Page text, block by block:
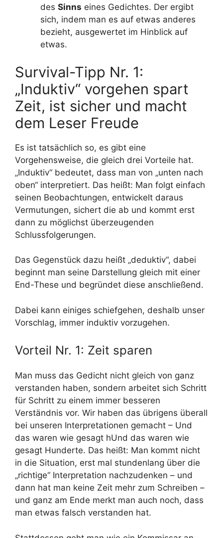
des Sinns eines Gedichtes. Der ergibt
sich, indem man es auf etwas anderes
bezieht, ausgewertet im Hinblick auf
etwas.
Survival-Tipp Nr. 1:
„Induktiv“ vorgehen spart
Zeit, ist sicher und macht
dem Leser Freude
Es ist tatsächlich so, es gibt eine
Vorgehensweise, die gleich drei Vorteile hat.
„Induktiv“ bedeutet, dass man von „unten nach
oben“ interpretiert. Das heißt: Man folgt einfach
seinen Beobachtungen, entwickelt daraus
Vermutungen, sichert die ab und kommt erst
dann zu möglichst überzeugenden
Schlussfolgerungen.
Das Gegenstück dazu heißt „deduktiv“, dabei
beginnt man seine Darstellung gleich mit einer
End-These und begründet diese anschließend.
Dabei kann einiges schiefgehen, deshalb unser
Vorschlag, immer induktiv vorzugehen.
Vorteil Nr. 1: Zeit sparen
Man muss das Gedicht nicht gleich von ganz
verstanden haben, sondern arbeitet sich Schritt
für Schritt zu einem immer besseren
Verständnis vor. Wir haben das übrigens überall
bei unseren Interpretationen gemacht – Und
das waren wie gesagt hUnd das waren wie
gesagt Hunderte. Das heißt: Man kommt nicht
in die Situation, erst mal stundenlang über die
„richtige“ Interpretation nachzudenken – und
dann hat man keine Zeit mehr zum Schreiben –
und ganz am Ende merkt man auch noch, dass
man etwas falsch verstanden hat.